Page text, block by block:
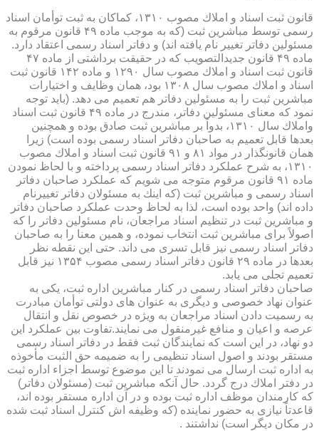
قانون ثبت اسناد و املاك مصوب ۱۳۱۰، كماكان به ثبت توأمان اسناد
رسمی توسط مباشرین ثبت (كه به موجب ماده ۴۹ قانون مرقوم به
مسئولین دفاتر تغییر نام یافته اند) و دفاتر اسناد رسمی اعتقاد دارد.
ماده ۴۹ قانون جدیدالتصویب كه در حقیقت برداشتی از ماده ۴۷
قانون ثبت اسناد و املاك مصوب سال ۱۲۹۰ و ماده ۱۴۲ قانون ثبت
اسناد و املاك مصوب سال ۱۳۰۸ بود، همان وظایف و اختیارات
مباشرین ثبت را به مسئولین دفاتر هم تعمیم می دهد. (باید توجه
نمود كه معنای مسئولین دفاتر، مندرج در ماده ۴۹ قانون ثبت اسناد
واملاك سال ۱۳۱۰، بدواً بر مباشرین ثبت صادق بوده و همچنین
بعدها قابل تعمیم به صاحبان دفاتر اسناد رسمی بوده است) زیرا
همان قانونگذار در مواد ۸۱ و ۹۱ قانون ثبت اسناد و املاك مصوب
۱۳۱۰، به شرح عملكرد دفاتر اسناد رسمی پرداخته و با لحاظ نمودن
ماده ۹۱ قانون مرقوم متوجه می شویم كه عملكرد صاحبان دفاتر
اسناد رسمی و مباشرین ثبت (كه اینك به مسئولان دفاتر تغییرنام
داده اند) واحد بوده است، لذا به لحاظ وحدت عملكرد صاحبان دفاتر
و مباشرین ثبت در تنظیم اسناد مراجعان، نام مسئولین دفاتر را كه
اصولاً برای مباشرین ثبت انتخاب نموده، و همین معنا را به صاحبان
دفاتر اسناد رسمی نیز قابل تسری می داند. حتی این نقطه نظر
بعدها در ماده ۲۹ قانون دفاتر اسناد رسمی مصوب ۱۳۵۴ نیز قابل
تعمیم تجلی می یابد.
صاحبان دفاتر اسناد رسمی در كنار مباشرین اداره ثبت، یكی به
عنوان نهاد خصوصی و دیگری به عنوان های دولتی توأمان مبادرت
به رسمیت دادن اسناد مراجعان به ویژه در خصوص نقل و انتقال
عرصه و اعیان و منافع غیرمنقول می نمایند.تفاوت بین عملكرد این
دو نهاد، در این است كه نمایندگان ثبت فقط در دفاتر اسناد رسمی
مستقر بودند و اصول اسناد تنظیمی را به ضمیمه حق الثبت مأخوذه
به اداره ثبت ارسال می نمودند تا این موضوع توسط اجزاء اداره ثبت
در دفتر املاك درج گردد. حال آنكه مباشرین ثبت (مسئولان دفاتر)
كه كارمندان موظف اداره ثبت بوده و در آن اداره مستقر بوده اند،
قاعدتاً نیازی به حضور نماینده (كه وظیفه اش كنترل اسناد ثبت شده
در مكان دیگر است) نداشتند .